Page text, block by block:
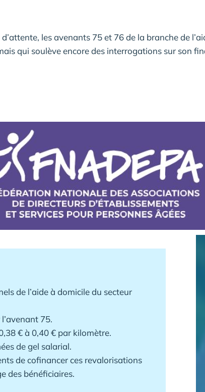
les avenants 75 et 76 de la branche de
qui soulève encore des interrogations sur son
de l’aide à domicile du secteur
75.
€ à 0,40 € par kilomètre.
de gel salarial.
de cofinancer ces revalorisations
des bénéficiaires.